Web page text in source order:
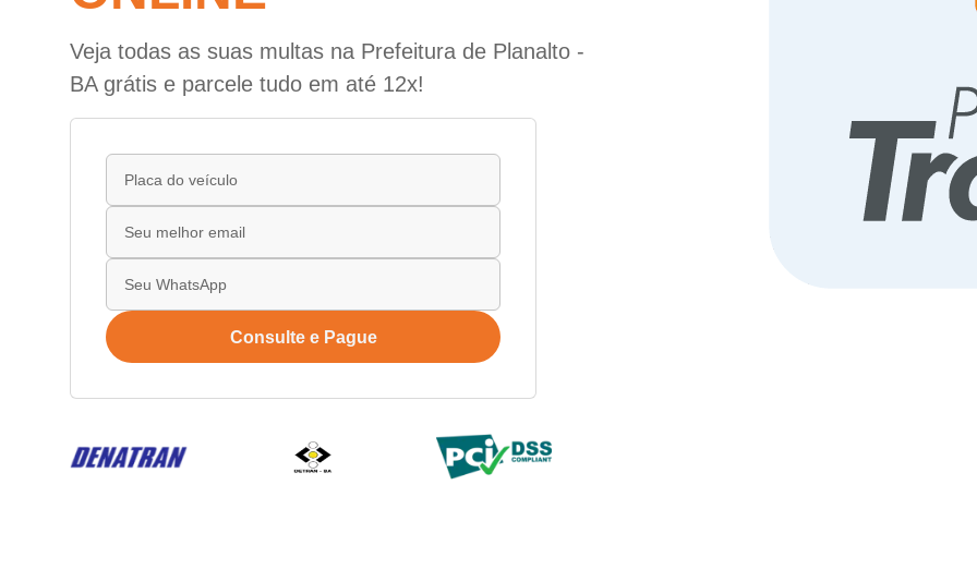
Veja todas as suas multas na Prefeitura de Planalto -
BA grátis e parcele tudo em até 12x!
Consulte e Pague